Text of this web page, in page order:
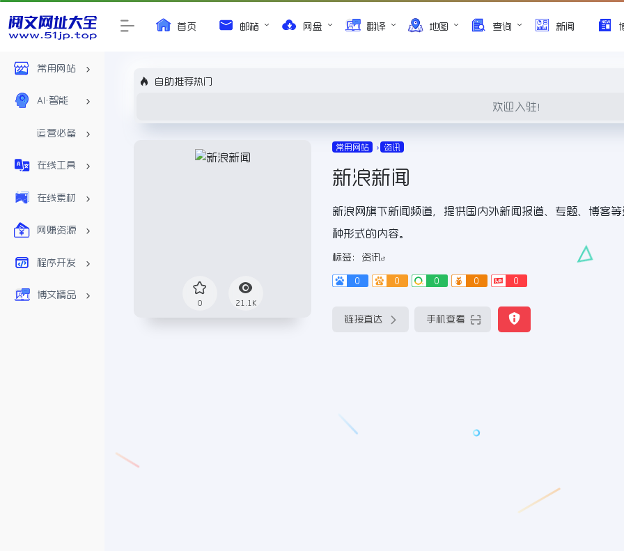
常用网站
AI•智能
运营必备
在线工具
在线素材
网赚资源
程序开发
博文精品
首页 邮箱 网盘 翻译 地图 查询 新闻
自助推荐热门
欢迎入驻！
0 21.1K
常用网站 资讯
新浪新闻
新浪网旗下新闻频道，提供国内外新闻报道、专题、博客等
种形式的内容。
标签： 资讯
0 0 0 0 0
链接直达 手机查看